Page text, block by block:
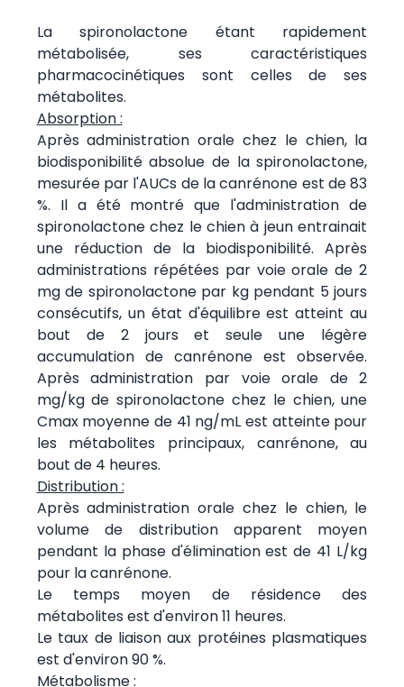
La spironolactone étant rapidement
métabolisée, ses caractéristiques
pharmacocinétiques sont celles de ses
métabolites.
Absorption :
Après administration orale chez le chien, la
biodisponibilité absolue de la spironolactone,
mesurée par l'AUCs de la canrénone est de 83
%. Il a été montré que l'administration de
spironolactone chez le chien à jeun entrainait
une réduction de la biodisponibilité. Après
administrations répétées par voie orale de 2
mg de spironolactone par kg pendant 5 jours
consécutifs, un état d'équilibre est atteint au
bout de 2 jours et seule une légère
accumulation de canrénone est observée.
Après administration par voie orale de 2
mg/kg de spironolactone chez le chien, une
Cmax moyenne de 41 ng/mL est atteinte pour
les métabolites principaux, canrénone, au
bout de 4 heures.
Distribution :
Après administration orale chez le chien, le
volume de distribution apparent moyen
pendant la phase d'élimination est de 41 L/kg
pour la canrénone.
Le temps moyen de résidence des
métabolites est d'environ 11 heures.
Le taux de liaison aux protéines plasmatiques
est d'environ 90 %.
Métabolisme :